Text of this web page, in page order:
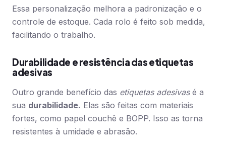
Essa personalização melhora a padronização e o
controle de estoque. Cada rolo é feito sob medida,
facilitando o trabalho.
Durabilidade e resistência das etiquetas
adesivas
Outro grande benefício das etiquetas adesivasé a
sua durabilidade. Elas são feitas com materiais
fortes, como papel couchê e BOPP. Isso as torna
resistentes à umidade e abrasão.